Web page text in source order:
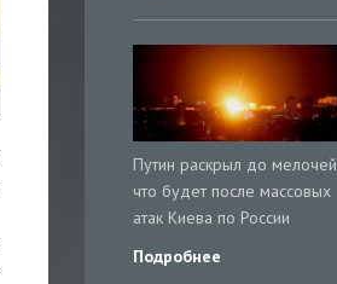
Путин раскрыл до мелочей,
что будет после массовых
атак Киева по России
Подробнее